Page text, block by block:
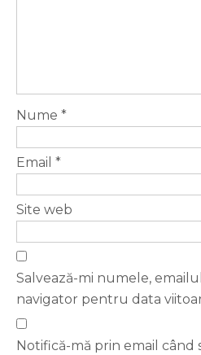
Nume *
Email *
Site web
Salvează-mi numele,
navigator pentru data
Notifică-mă prin email